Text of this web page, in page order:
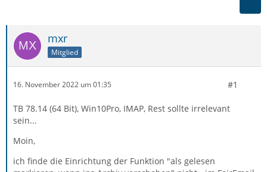
mxr
Mitglied
16. November 2022 um 01:35 #1
TB 78.14 (64 Bit), Win10Pro, IMAP, Rest sollte irrelevant
sein...
Moin,
ich finde die Einrichtung der Funktion "als gelesen